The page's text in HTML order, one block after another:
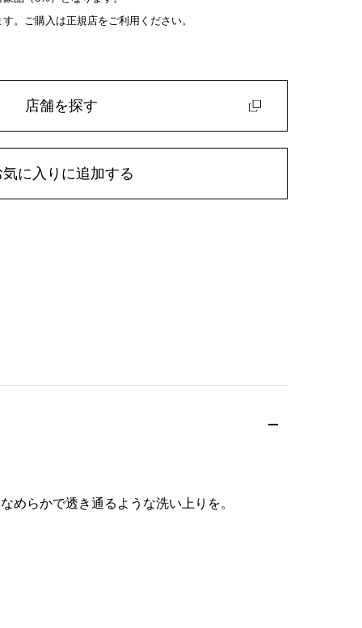
。ご購入は正規店をご利用ください。
店舗を探す
気に入りに追加する
めらかで透き通るような洗い上りを。